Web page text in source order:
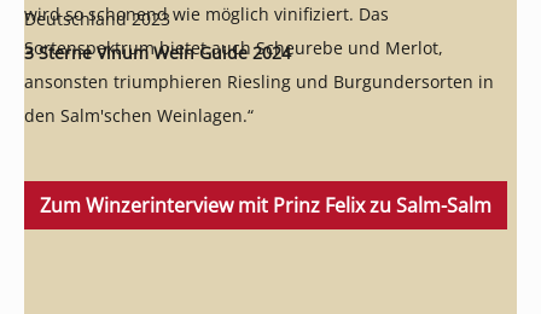
wird so schonend wie möglich vinifiziert. Das
Sortenspektrum bietet auch Scheurebe und Merlot,
ansonsten triumphieren Riesling und Burgundersorten in
den Salm'schen Weinlagen.“
Deutschland 2023
3 Sterne Vinum Wein Guide 2024
Zum Winzerinterview mit Prinz Felix zu Salm-Salm